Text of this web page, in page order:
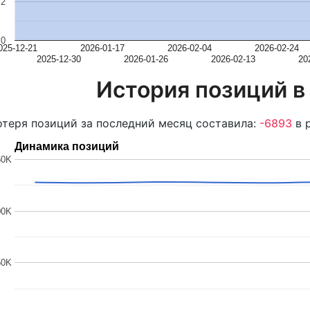
12-21
2025-12-30
2026-01-17
2026-01-26
2026-02-04
2026-02-13
2026-02-24
0
История позиций
позиций за последний месяц составила: -6893в
Динамика позиций